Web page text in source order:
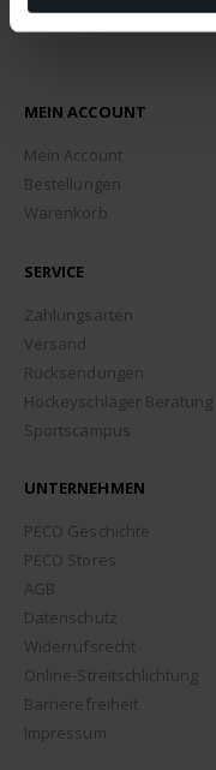
MEIN ACCOUNT
Mein Account
Bestellungen
Warenkorb
SERVICE
Zahlungsarten
Versand
Rücksendungen
Hockeyschläger Beratung
Sportscampus
UNTERNEHMEN
PECO Geschichte
PECO Stores
AGB
Datenschutz
Widerrufsrecht
Online-Streitschlichtung
Barrierefreiheit
Impressum